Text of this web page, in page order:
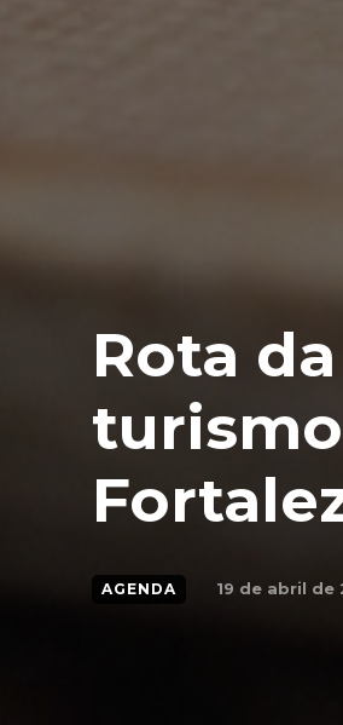
Rota
AGENDA 19 de abril de